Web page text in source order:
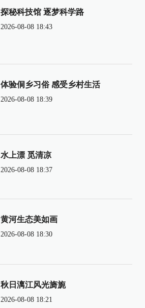
探秘科技馆 逐梦科学路
2026-08-08 18:43
体验侗乡习俗 感受乡村生活
2026-08-08 18:39
水上漂 觅清凉
2026-08-08 18:37
黄河生态美如画
2026-08-08 18:30
秋日漓江风光旖旎
2026-08-08 18:21